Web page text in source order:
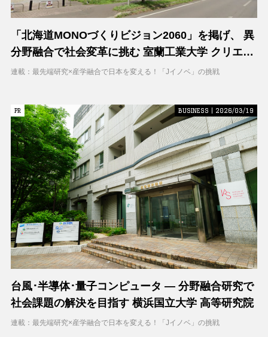
「北海道MONOづくりビジョン2060」を掲げ、 異
分野融合で社会変革に挑む 室蘭工業大学 クリエイ
ティブコラボレーションセンター（CCC）
連載：最先端研究×産学融合で日本を変える！「Jイノベ」の挑戦
PR
PR BUSINESS | 2026/03/19
台風･半導体･量子コンピュータ ― 分野融合研究で
社会課題の解決を目指す 横浜国立大学 高等研究院
連載：最先端研究×産学融合で日本を変える！「Jイノベ」の挑戦